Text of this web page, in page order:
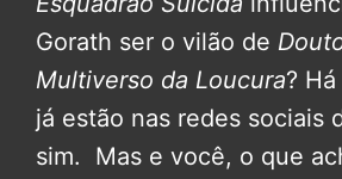
Gorath ser o vilão de
Multiverso da Loucura?
já estão nas redes sociais
sim. Mas e você, o que